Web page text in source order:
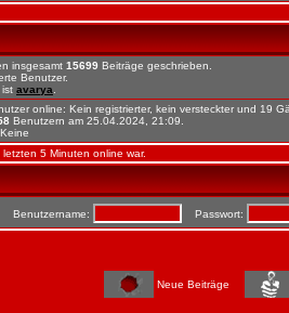
insgesamt 15699 Beiträge geschrieben.
Benutzer.
ist avarya
online: Kein registrierter, kein versteckter und 19
Benutzern am 25.04.2024, 21:09.
5 Minuten online war.
Benutzername: Passwort:
Neue Beiträge